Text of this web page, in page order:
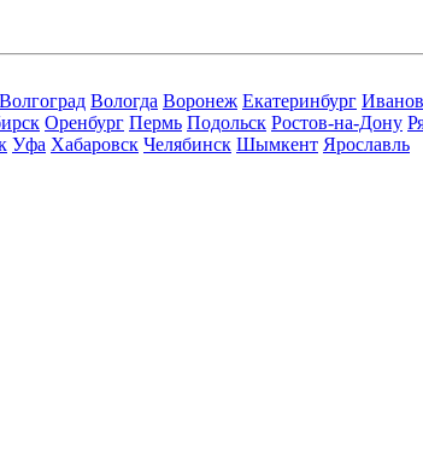
Волгоград Вологда Воронеж Екатеринбург
Оренбург Пермь Подольск Ростов-на-Дону
Уфа Хабаровск Челябинск Шымкент Ярославль